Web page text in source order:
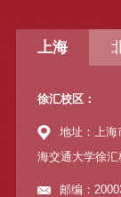
上海
徐汇校区：
地址：上海
海交通大学徐汇
邮编：